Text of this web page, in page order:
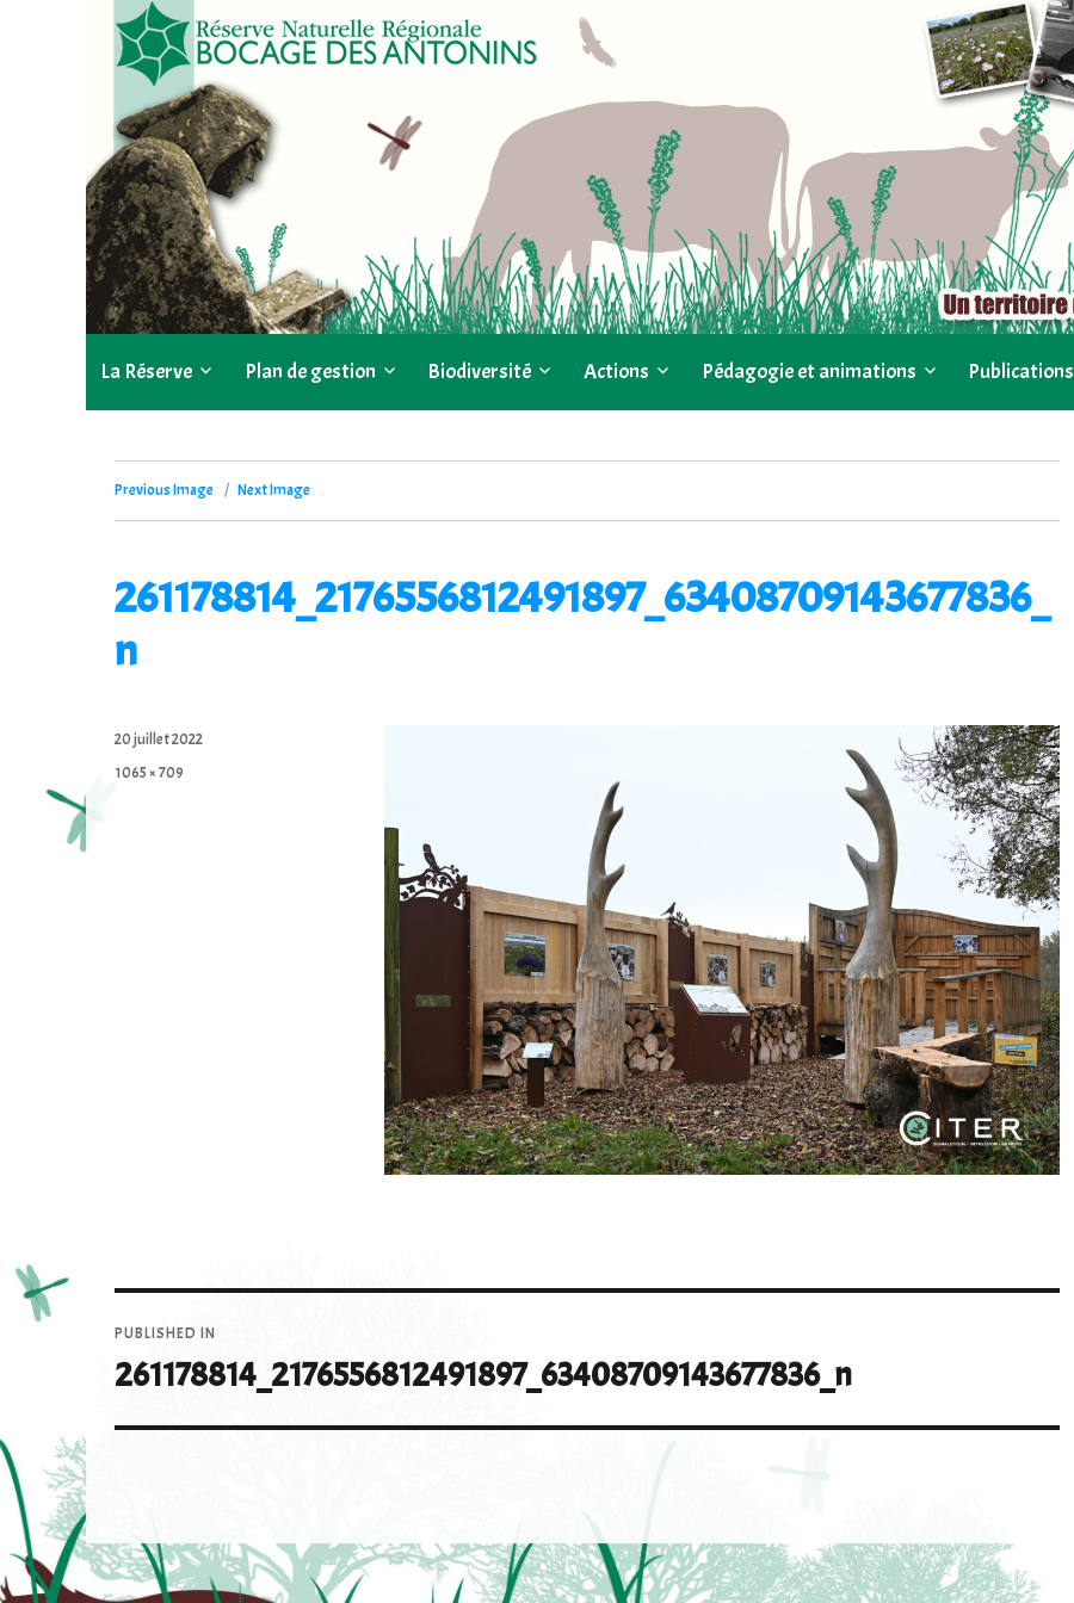
La Réserve Plan de gestion Biodiversité Actions Pédagogie et animations Publications
Previous Image Next Image
261178814_2176556812491897_63408709143677836_
n
Posted
on
20 juillet 2022
Full
1065 × 709
de
l’article
PUBLISHED IN
261178814_2176556812491897_63408709143677836_n